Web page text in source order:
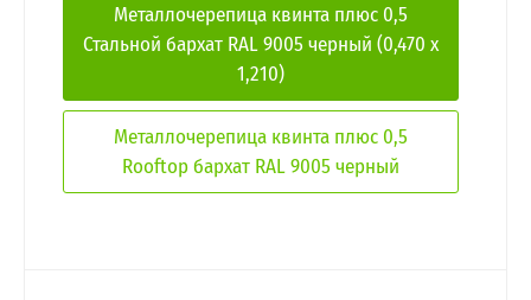
Металлочерепица квинта плюс 0,5
Стальной бархат RAL 9005 черный (0,470 х
1,210)
Металлочерепица квинта плюс 0,5
Rooftop бархат RAL 9005 черный